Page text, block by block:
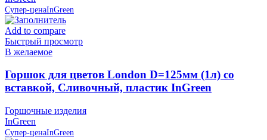
Супер-ценаInGreen
Add to compare
Быстрый просмотр
В желаемое
Горшок для цветов London D=125мм (1л) со
вставкой, Сливочный, пластик InGreen
Горшочные изделия
InGreen
Супер-ценаInGreen